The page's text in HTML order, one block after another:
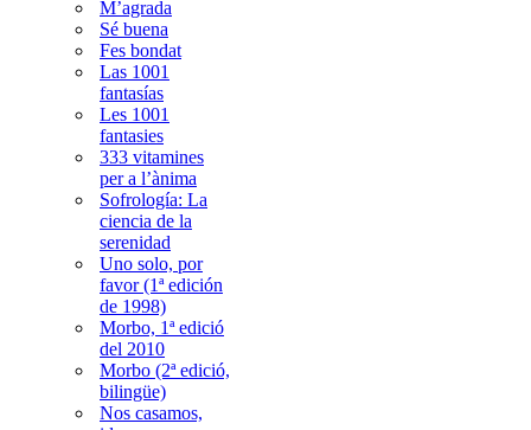
M’agrada
Sé buena
Fes bondat
Las 1001
fantasías
Les 1001
fantasies
333 vitamines
per a l’ànima
Sofrología: La
ciencia de la
serenidad
Uno solo, por
favor (1ª edición
de 1998)
Morbo, 1ª edició
del 2010
Morbo (2ª edició,
bilingüe)
Nos casamos,